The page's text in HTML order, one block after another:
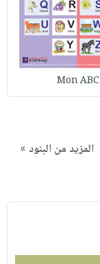
Mon ABC
المزيد من البنود »